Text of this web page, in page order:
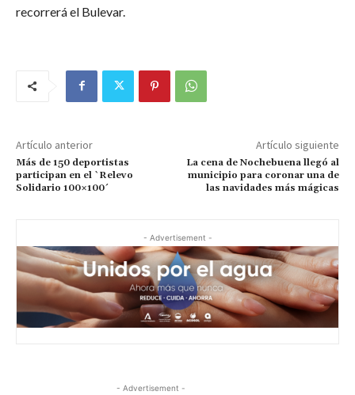
recorrerá el Bulevar.
Artículo anterior
Más de 150 deportistas
participan en el `Relevo
Solidario 100×100´
Artículo siguiente
La cena de Nochebuena llegó al
municipio para coronar una de
las navidades más mágicas
- Advertisement -
- Advertisement -